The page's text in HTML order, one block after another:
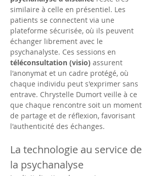
similaire à celle en présentiel. Les
patients se connectent via une
plateforme sécurisée, où ils peuvent
échanger librement avec le
psychanalyste. Ces sessions en
téléconsultation (visio) assurent
l'anonymat et un cadre protégé, où
chaque individu peut s'exprimer sans
entrave. Chrystelle Dumort veille à ce
que chaque rencontre soit un moment
de partage et de réflexion, favorisant
l'authenticité des échanges.
La technologie au service de
la psychanalyse